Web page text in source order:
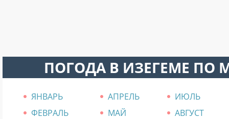
ПОГОДА В ИЗЕГЕМЕ ПО
ЯНВАРЬ АПРЕЛЬ
ИЮЛЬ
ФЕВРАЛЬ
МАЙ
АВГУСТ